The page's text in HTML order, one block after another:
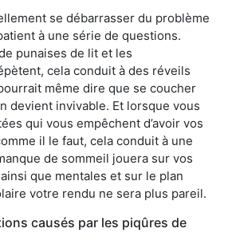
se débarrasser du problème
à une série de questions.
punaises de lit et les
cela conduit à des réveils
même dire que se coucher
devient invivable. Et lorsque vous
qui vous empêchent d’avoir vos
il le faut, cela conduit à une
de sommeil jouera sur vos
que mentales et sur le plan
votre rendu ne sera plus pareil.
causés par les piqûres de